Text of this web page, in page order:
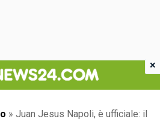
» Juan Jesus Napoli, è ufficiale: il
×